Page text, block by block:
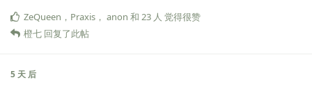
ZeQueen ， Praxis ， anon 和 23 人 觉得很赞
橙七 回复了此帖
5 天 后